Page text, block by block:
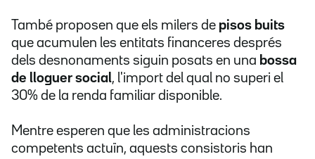
També proposen que els milers de pisos buits
que acumulen les entitats financeres després
dels desnonaments siguin posats en una bossa
de lloguer social, l'import del qual no superi el
30% de la renda familiar disponible.
Mentre esperen que les administracions
competents actuïn, aquests consistoris han